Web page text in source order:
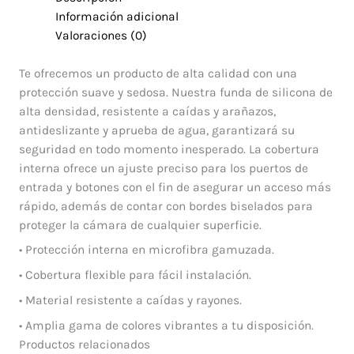
Información adicional
Valoraciones (0)
Te ofrecemos un producto de alta calidad con una
protección suave y sedosa. Nuestra funda de silicona de
alta densidad, resistente a caídas y arañazos,
antideslizante y aprueba de agua, garantizará su
seguridad en todo momento inesperado. La cobertura
interna ofrece un ajuste preciso para los puertos de
entrada y botones con el fin de asegurar un acceso más
rápido, además de contar con bordes biselados para
proteger la cámara de cualquier superficie.
• Protección interna en microfibra gamuzada.
• Cobertura flexible para fácil instalación.
• Material resistente a caídas y rayones.
• Amplia gama de colores vibrantes a tu disposición.
Productos relacionados